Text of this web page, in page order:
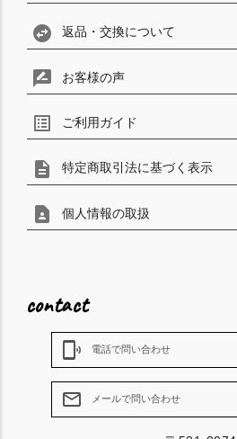
swap_horizontal_circle 返品・交換について
rate_review お客様の声
list_alt ご利用ガイド
description 特定商取引法に基づく表示
contact_page 個人情報の取扱
contact
phonelink_ring 電話で問い合わせ
mail_outline メールで問い合わせ